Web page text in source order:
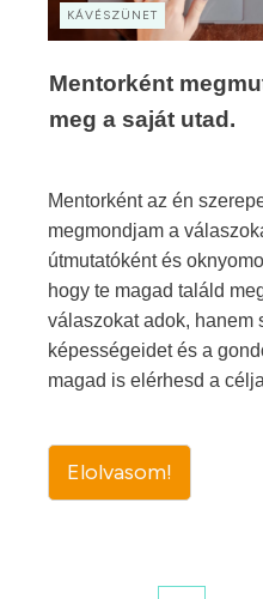
KÁVÉSZÜNET
Mentorként
meg a saját utad.
Mentorként az én
megmondjam a
útmutatóként és
hogy te magad találd
válaszokat adok, hanem
képességeidet és a
magad is elérhesd a
Elolvasom!